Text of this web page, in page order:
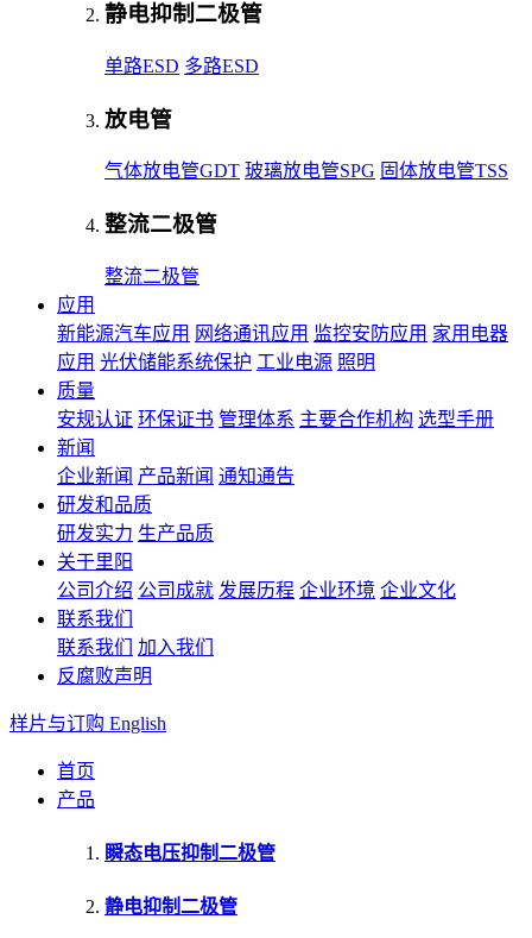
静电抑制二极管
单路ESD 多路ESD
放电管
气体放电管GDT 玻璃放电管SPG 固体放电管TSS
整流二极管
整流二极管
应用
新能源汽车应用 网络通讯应用 监控安防应用 家用电器
应用 光伏储能系统保护 工业电源 照明
质量
安规认证 环保证书 管理体系 主要合作机构 选型手册
新闻
企业新闻 产品新闻 通知通告
研发和品质
研发实力 生产品质
关于里阳
公司介绍 公司成就 发展历程 企业环境 企业文化
联系我们
联系我们
加入我们
反腐败声明
样片与订购 English
首页
产品
瞬态电压抑制二极管
静电抑制二极管